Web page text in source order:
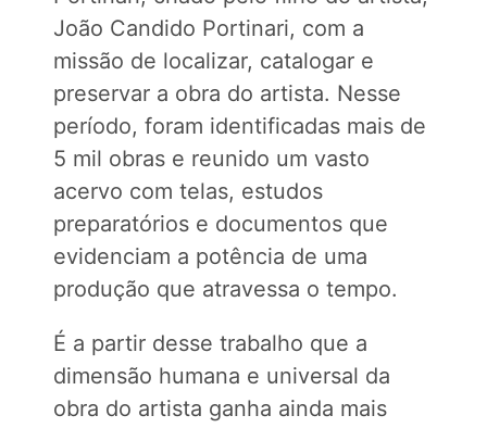
João Candido Portinari, com a
missão de localizar, catalogar e
preservar a obra do artista. Nesse
período, foram identificadas mais de
5 mil obras e reunido um vasto
acervo com telas, estudos
preparatórios e documentos que
evidenciam a potência de uma
produção que atravessa o tempo.
É a partir desse trabalho que a
dimensão humana e universal da
obra do artista ganha ainda mais